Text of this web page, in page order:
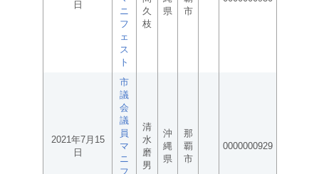
日
ニ
フ
ェ
ス
ト
久
枝
県
市
2021年7月15
日
市
議
会
議
員
マ
ニ
フ
清
水
磨
男
沖
縄
県
那
覇
市
0000000929